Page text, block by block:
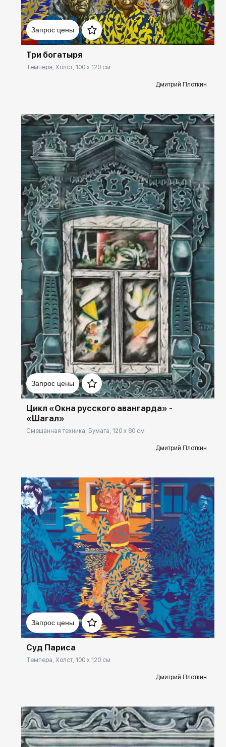
Запрос цены
Домен: rakovgallery.ru
Три богатыря
Темпера, Холст, 100 x 120 см
Дмитрий Плоткин
Запрос цены
Домен: rakovgallery.ru
Цикл «Окна русского авангарда» -
«Шагал»
Смешанная техника, Бумага, 120 x 80 см
Дмитрий Плоткин
Запрос цены
Домен: rakovgallery.ru
Суд Париса
Темпера, Холст, 100 x 120 см
Дмитрий Плоткин